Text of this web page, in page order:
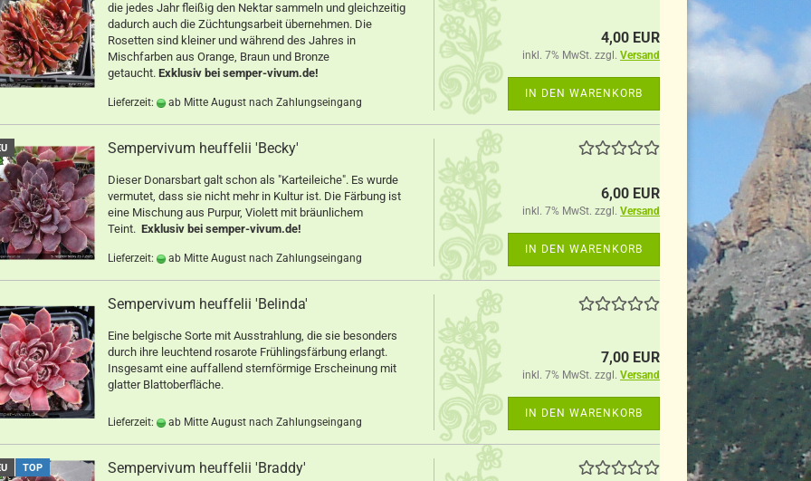
die jedes Jahr fleißig den Nektar sammeln und gleichzeitig
dadurch auch die Züchtungsarbeit übernehmen. Die
Rosetten sind kleiner und während des Jahres in
Mischfarben aus Orange, Braun und Bronze
getaucht. Exklusiv bei semper-vivum.de!
Lieferzeit: ab Mitte August nach Zahlungseingang
4,00 EUR
inkl. 7% MwSt. zzgl. Versand
IN DEN WARENKORB
Sempervivum heuffelii 'Becky'
Dieser Donarsbart galt schon als "Karteileiche". Es wurde
vermutet, dass sie nicht mehr in Kultur ist. Die Färbung ist
eine Mischung aus Purpur, Violett mit bräunlichem
Teint. Exklusiv bei semper-vivum.de!
Lieferzeit: ab Mitte August nach Zahlungseingang
6,00 EUR
inkl. 7% MwSt. zzgl. Versand
IN DEN WARENKORB
Sempervivum heuffelii 'Belinda'
Eine belgische Sorte mit Ausstrahlung, die sie besonders
durch ihre leuchtend rosarote Frühlingsfärbung erlangt.
Insgesamt eine auffallend sternförmige Erscheinung mit
glatter Blattoberfläche.
Lieferzeit: ab Mitte August nach Zahlungseingang
7,00 EUR
inkl. 7% MwSt. zzgl. Versand
IN DEN WARENKORB
TOP Sempervivum heuffelii 'Braddy'